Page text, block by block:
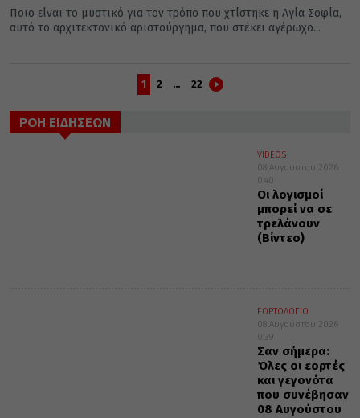
Ποιο είναι το μυστικό για τον τρόπο που χτίστηκε η Αγία Σοφία,
αυτό το αρχιτεκτονικό αριστούργημα, που στέκει αγέρωχο...
1 2 … 22
ΡΟΗ ΕΙΔΗΣΕΩΝ
VIDEOS
08 Αυγούστου 2026
0:40
Οι λογισμοί
μπορεί να σε
τρελάνουν
(Βίντεο)
ΕΟΡΤΟΛΟΓΙΟ
08 Αυγούστου 2026
0:39
Σαν σήμερα:
Όλες οι εορτές
και γεγονότα
που συνέβησαν
08 Αυγούστου